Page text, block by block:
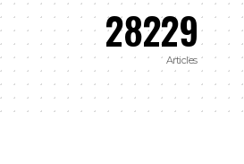
28229
Articles